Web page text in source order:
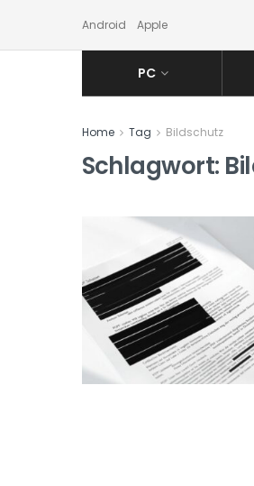
Android Apple
PC
Home Tag Bildschutz
Schlagwort: